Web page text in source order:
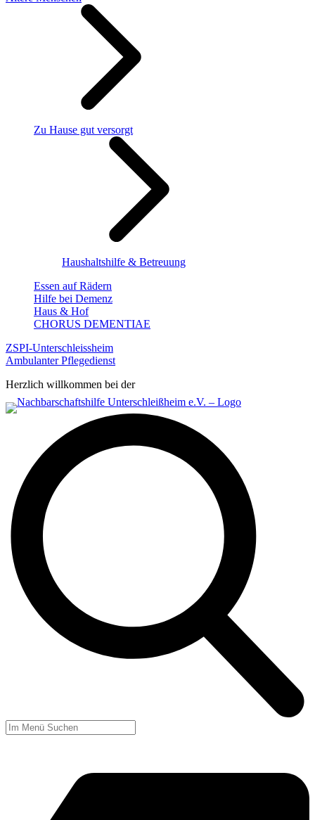
Zu Hause gut versorgt
Haushaltshilfe & Betreuung
Essen auf Rädern
Hilfe bei Demenz
Haus & Hof
CHORUS DEMENTIAE
ZSPI-Unterschleissheim
Ambulanter Pflegedienst
Herzlich willkommen bei der